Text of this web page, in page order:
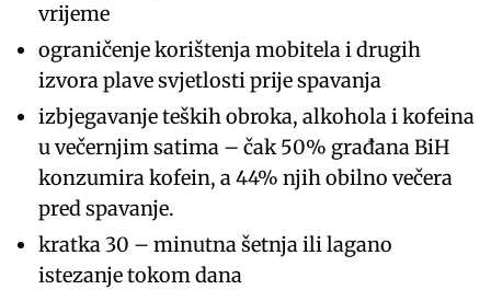
vrijeme
ograničenje korištenja mobitela i drugih
izvora plave svjetlosti prije spavanja
izbjegavanje teških obroka, alkohola i kofeina
u večernjim satima – čak 50% građana BiH
konzumira kofein, a 44% njih obilno večera
pred spavanje.
kratka 30 – minutna šetnja ili lagano
istezanje tokom dana